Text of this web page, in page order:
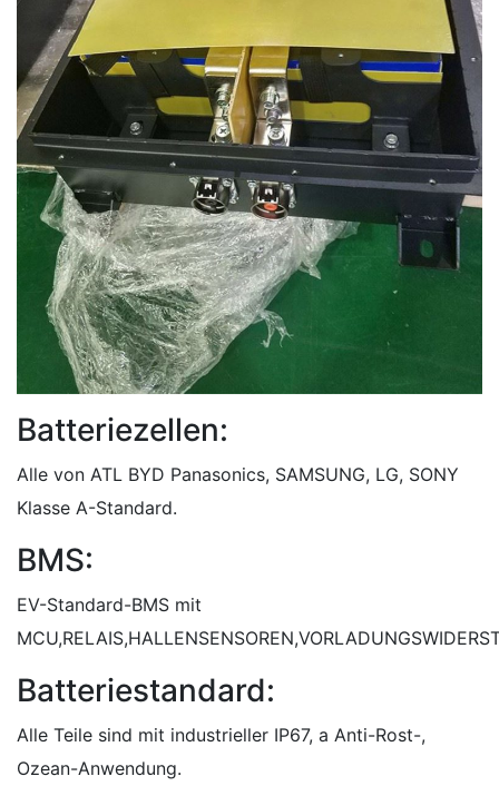
Batteriezellen:
Alle von ATL BYD Panasonics, SAMSUNG, LG, SONY
Klasse A-Standard.
BMS:
EV-Standard-BMS mit
Batteriestandard:
Alle Teile sind mit industrieller IP67, a Anti-Rost-,
Ozean-Anwendung.